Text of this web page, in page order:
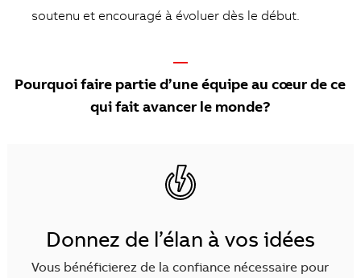
soutenu et encouragé à évoluer dès le début.
—
Pourquoi faire partie d’une équipe au cœur de ce
qui fait avancer le monde?
Donnez de l’élan à vos idées
Vous bénéficierez de la confiance nécessaire pour